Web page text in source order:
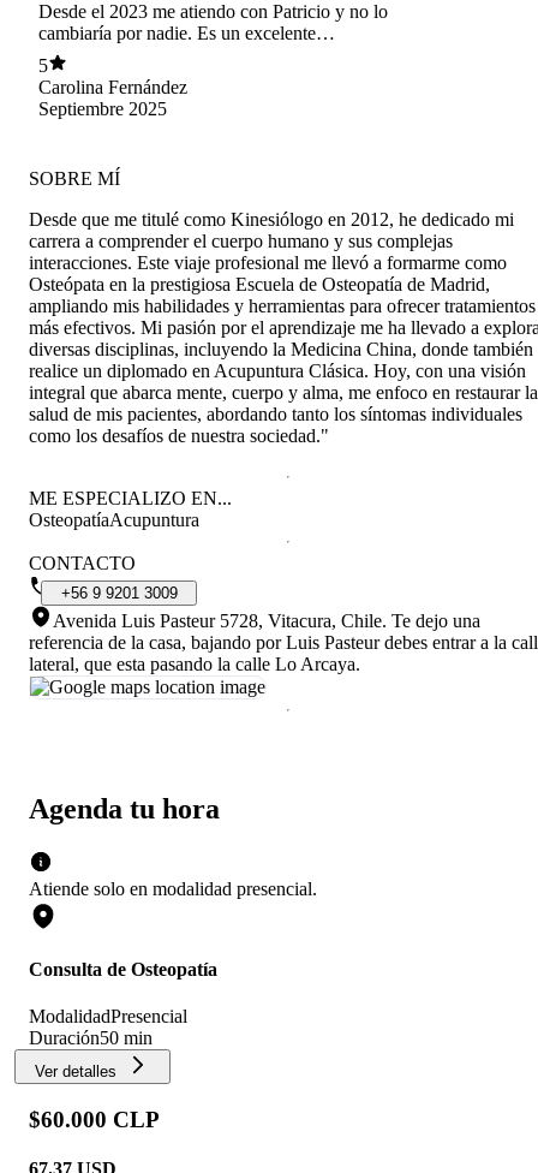
Desde el 2023 me atiendo con Patricio y no lo
cambiaría por nadie. Es un excelente
profesional, muy completo, empático y con una
atención verdaderamente integral. Siempre he
obtenido excelentes resultados, se toma el
tiempo de escuchar y explicar cada detalle,
cualquier proceso de salud. Lo recomiendo
absolutamente!!!
5
Carolina Fernández
Septiembre 2025
Agenda tu hora
Atiende solo en modalidad presencial.
Consulta de Osteopatía
ModalidadPresencial
Duración50 min
Ver detalles
$60.000 CLP
SOBRE MÍ
Desde que me titulé como Kinesiólogo en 2012, he dedicado mi
carrera a comprender el cuerpo humano y sus complejas
interacciones. Este viaje profesional me llevó a formarme como
Osteópata en la prestigiosa Escuela de Osteopatía de Madrid,
ampliando mis habilidades y herramientas para ofrecer tratamientos
más efectivos. Mi pasión por el aprendizaje me ha llevado a
diversas disciplinas, incluyendo la Medicina China, donde también
realice un diplomado en Acupuntura Clásica. Hoy, con una visión
integral que abarca mente, cuerpo y alma, me enfoco en restaurar la
salud de mis pacientes, abordando tanto los síntomas individuales
como los desafíos de nuestra sociedad."
ME ESPECIALIZO EN...
OsteopatíaAcupuntura
CONTACTO
+56 9 9201 3009
Avenida Luis Pasteur 5728, Vitacura, Chile. Te dejo una
referencia de la casa, bajando por Luis Pasteur debes entrar a la
lateral, que esta pasando la calle Lo Arcaya.